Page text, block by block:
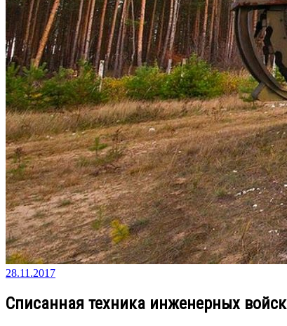
28.11.2017
Списанная техника инженерных войск